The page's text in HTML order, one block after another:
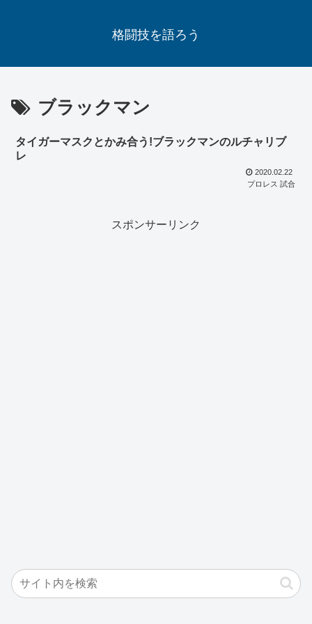
格闘技を語ろう
ブラックマン
タイガーマスクとかみ合う!ブラックマンのルチャリブ
レ
2020.02.22
プロレス 試合
スポンサーリンク